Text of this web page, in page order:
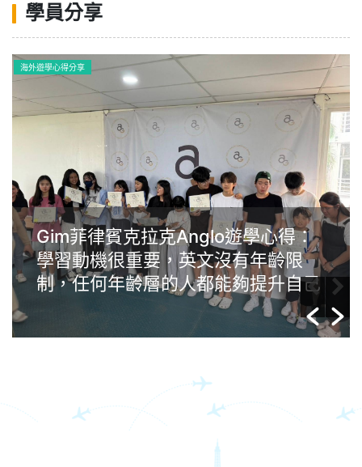
學員分享
海外遊學心得分享
Gim菲律賓克拉克Anglo遊學心得：
學習動機很重要，英文沒有年齡限
制，任何年齡層的人都能夠提升自己